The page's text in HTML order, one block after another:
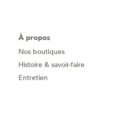
À propos
Nos boutiques
Histoire & savoir-faire
Entretien